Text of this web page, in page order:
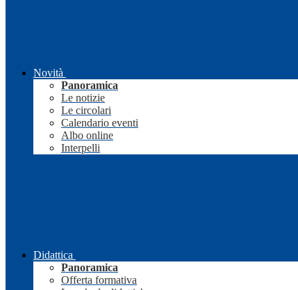
Novità
Panoramica
Le notizie
Le circolari
Calendario eventi
Albo online
Interpelli
Didattica
Panoramica
Offerta formativa